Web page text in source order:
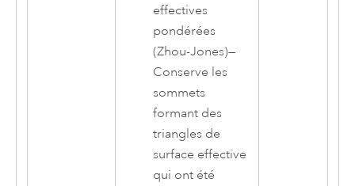
effectives
pondérées
(Zhou-Jones)—
Conserve les
sommets
formant des
triangles de
surface effective
qui ont été